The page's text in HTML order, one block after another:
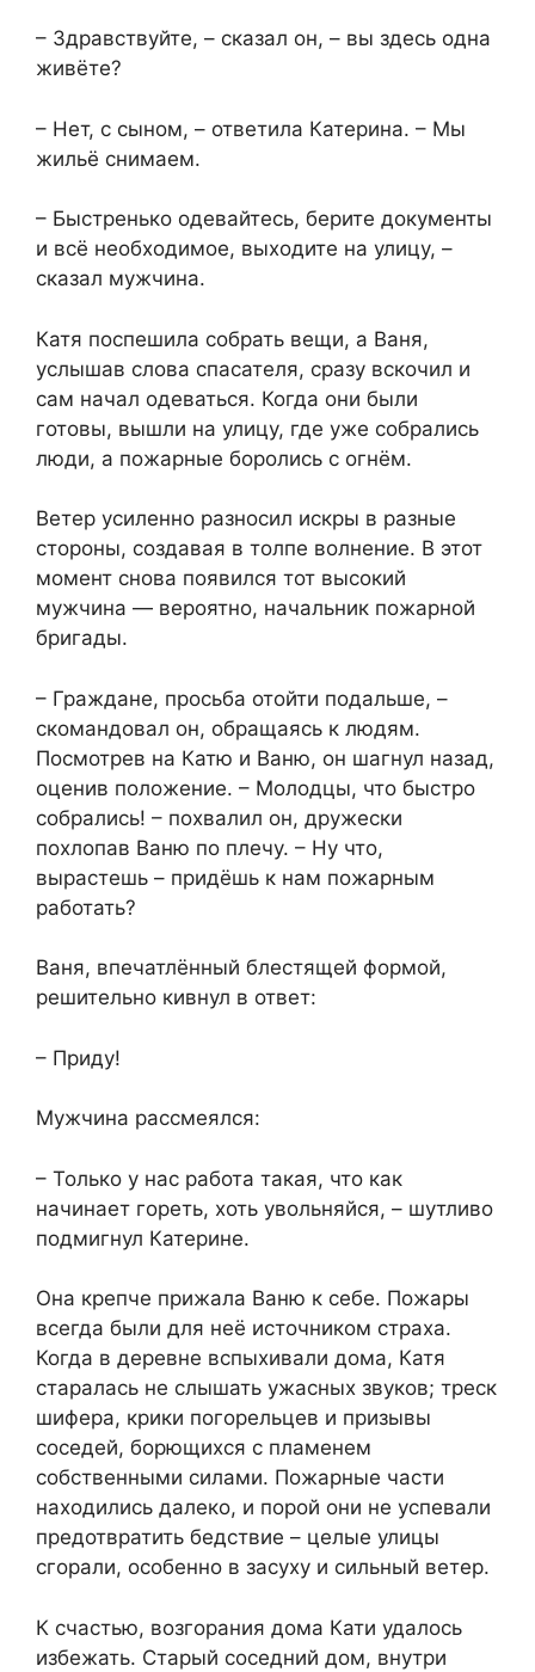
– Здравствуйте, – сказал он, – вы здесь одна
живёте?
– Нет, с сыном, – ответила Катерина. – Мы
жильё снимаем.
– Быстренько одевайтесь, берите документы
и всё необходимое, выходите на улицу, –
сказал мужчина.
Катя поспешила собрать вещи, а Ваня,
услышав слова спасателя, сразу вскочил и
сам начал одеваться. Когда они были
готовы, вышли на улицу, где уже собрались
люди, а пожарные боролись с огнём.
Ветер усиленно разносил искры в разные
стороны, создавая в толпе волнение. В этот
момент снова появился тот высокий
мужчина — вероятно, начальник пожарной
бригады.
– Граждане, просьба отойти подальше, –
скомандовал он, обращаясь к людям.
Посмотрев на Катю и Ваню, он шагнул назад,
оценив положение. – Молодцы, что быстро
собрались! – похвалил он, дружески
похлопав Ваню по плечу. – Ну что,
вырастешь – придёшь к нам пожарным
работать?
Ваня, впечатлённый блестящей формой,
решительно кивнул в ответ:
– Приду!
Мужчина рассмеялся:
– Только у нас работа такая, что как
начинает гореть, хоть увольняйся, – шутливо
подмигнул Катерине.
Она крепче прижала Ваню к себе. Пожары
всегда были для неё источником страха.
Когда в деревне вспыхивали дома, Катя
старалась не слышать ужасных звуков; треск
шифера, крики погорельцев и призывы
соседей, борющихся с пламенем
собственными силами. Пожарные части
находились далеко, и порой они не успевали
предотвратить бедствие – целые улицы
сгорали, особенно в засуху и сильный ветер.
К счастью, возгорания дома Кати удалось
избежать. Старый соседний дом, внутри